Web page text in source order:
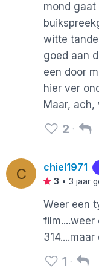
mond gaat
witte
goed aan
een door
hier ver
Maar, ach,
2
C chiel1971
3 • 3 jaar
Weer een
film....weer
1